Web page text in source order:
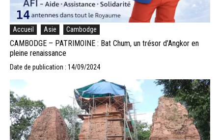
Accueil Asie Cambodge
CAMBODGE – PATRIMOINE : Bat Chum, un trésor d’Angkor en
pleine renaissance
Date de publication : 14/09/2024